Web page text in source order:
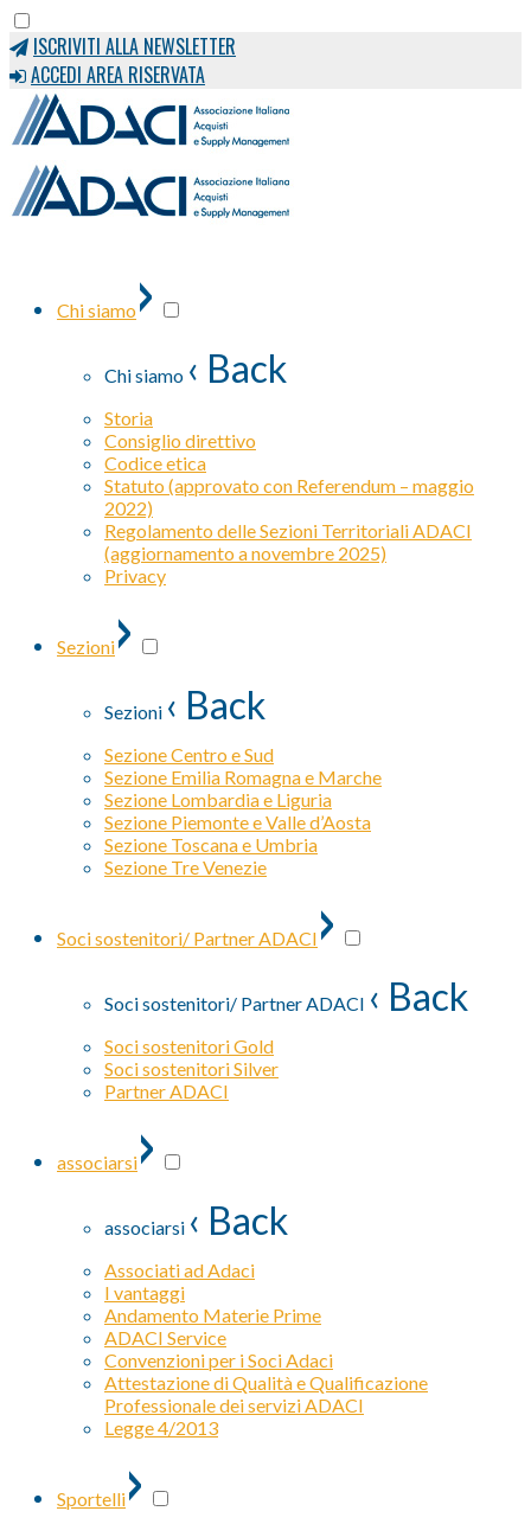
ISCRIVITI ALLA NEWSLETTER
ACCEDI AREA RISERVATA
Chi siamo ›
Chi siamo ‹ Back
Storia
Consiglio direttivo
Codice etica
Statuto (approvato con Referendum – maggio
2022)
Regolamento delle Sezioni Territoriali ADACI
(aggiornamento a novembre 2025)
Privacy
Sezioni›
Sezioni ‹ Back
Sezione Centro e Sud
Sezione Emilia Romagna e Marche
Sezione Lombardia e Liguria
Sezione Piemonte e Valle d’Aosta
Sezione Toscana e Umbria
Sezione Tre Venezie
Soci sostenitori/ Partner ADACI ›
Soci sostenitori/ Partner ADACI ‹ Back
Soci sostenitori Gold
Soci sostenitori Silver
Partner ADACI
associarsi›
associarsi ‹ Back
Associati ad Adaci
I vantaggi
Andamento Materie Prime
ADACI Service
Convenzioni per i Soci Adaci
Attestazione di Qualità e Qualificazione
Professionale dei servizi ADACI
Legge 4/2013
Sportelli›